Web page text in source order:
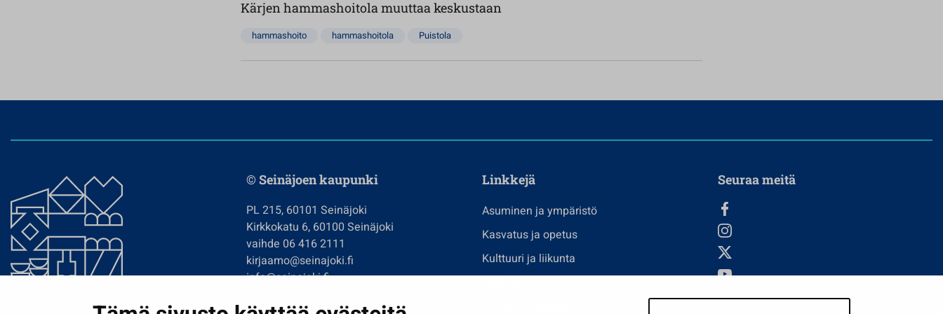
Kärjen hammashoitola muuttaa keskustaan
hammashoito hammashoitola Puistola
© Seinäjoen kaupunki
PL 215, 60101 Seinäjoki
Kirkkokatu 6, 60100 Seinäjoki
vaihde 06 416 2111
kirjaamo@seinajoki.fi
info@seinajoki.fi
Linkkejä
Asuminen ja ympäristö
Kasvatus ja opetus
Kulttuuri ja liikunta
Seuraa meitä